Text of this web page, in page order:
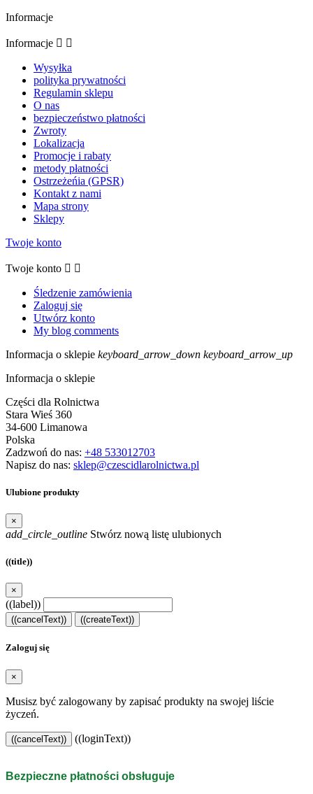
Informacje
Informacje  
Wysyłka
polityka prywatności
Regulamin sklepu
O nas
bezpieczeństwo płatności
Zwroty
Lokalizacja
Promocje i rabaty
metody płatności
Ostrzeżeńia (GPSR)
Kontakt z nami
Mapa strony
Sklepy
Twoje konto
Twoje konto  
Śledzenie zamówienia
Zaloguj się
Utwórz konto
My blog comments
Informacja o sklepie keyboard_arrow_down keyboard_arrow_up
Informacja o sklepie
Części dla Rolnictwa
Stara Wieś 360
34-600 Limanowa
Polska
Zadzwoń do nas: +48 533012703
Napisz do nas: sklep@czescidlarolnictwa.pl
Ulubione produkty
×
add_circle_outline Stwórz nową listę ulubionych
((title))
×
((label))
((cancelText)) ((createText))
Zaloguj się
×
Musisz być zalogowany by zapisać produkty na swojej liście
życzeń.
((cancelText)) ((loginText))
Bezpieczne płatności obsługuje